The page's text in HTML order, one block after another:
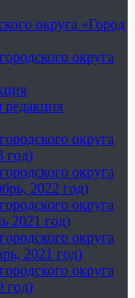
округа «Город
округа
округа
год)
округа
2022 год)
округа
2021 год)
округа
2021 год)
округа
год)